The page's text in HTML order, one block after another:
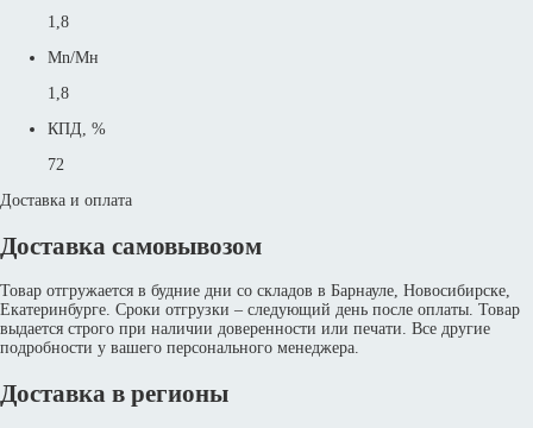
1,8
Mn/Mн
1,8
КПД, %
72
Доставка и оплата
Доставка самовывозом
Товар отгружается в будние дни со складов в Барнауле, Новосибирске,
Екатеринбурге. Сроки отгрузки – следующий день после оплаты. Товар
выдается строго при наличии доверенности или печати. Все другие
подробности у вашего персонального менеджера.
Доставка в регионы